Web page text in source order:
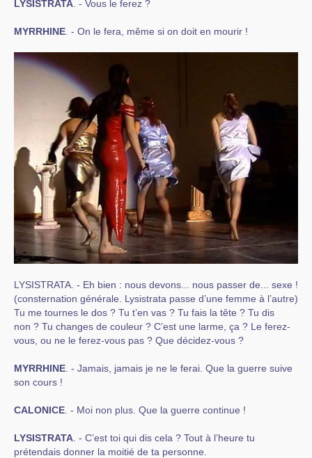
LYSISTRATA . - Vous le ferez ?
MYRRHINE . - On le fera, même si on doit en mourir !
LYSISTRATA. - Eh bien : nous devons... nous passer de... sexe !
(consternation générale. Lysistrata passe d’une femme à l’autre)
Tu me tournes le dos ? Tu t’en vas ? Tu fais la tête ? Tu dis
non ? Tu changes de couleur ? C’est une larme, ça ? Le ferez-
vous, ou ne le ferez-vous pas ? Que décidez-vous ?
MYRRHINE . - Jamais, jamais je ne le ferai. Que la guerre suive
son cours !
CALONICE . - Moi non plus. Que la guerre continue !
LYSISTRATA . - C’est toi qui dis cela ? Tout à l’heure tu
prétendais donner la moitié de ta personne.